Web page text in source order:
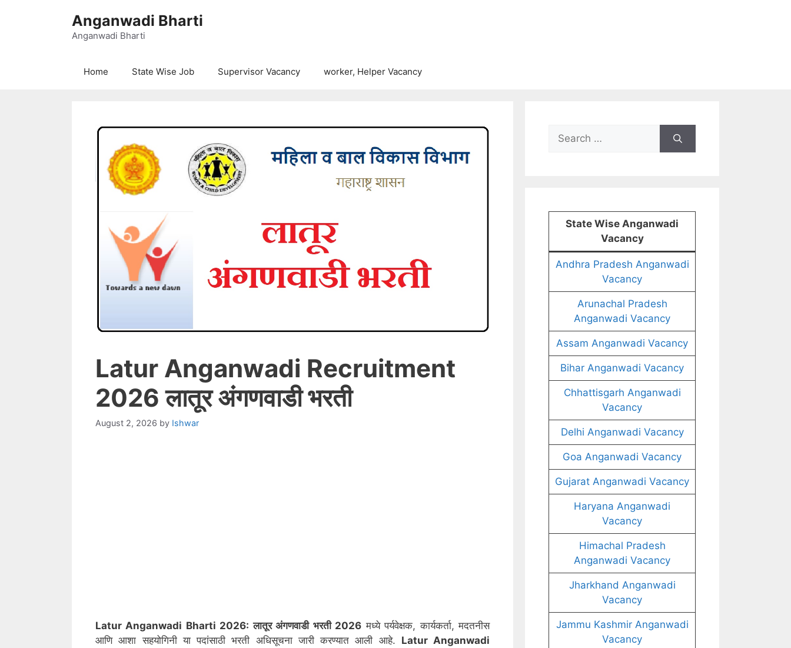
Anganwadi Bharti
Anganwadi Bharti
Home State Wise Job Supervisor Vacancy worker, Helper Vacancy
Latur Anganwadi Recruitment
2026 लातूर अंगणवाडी भरती
August 2, 2026 by Ishwar
Latur Anganwadi Bharti 2026: लातूर अंगणवाडी भरती 2026 मध्ये पर्यवेक्षक, कार्यकर्ता, मदतनीस
आणि आशा सहयोगिनी या पदांसाठी भरती अधिसूचना जारी करण्यात आली आहे. Latur Anganwadi
Search
for:
State Wise Anganwadi
Vacancy
Andhra Pradesh Anganwadi
Vacancy
Arunachal Pradesh
Anganwadi Vacancy
Assam Anganwadi Vacancy
Bihar Anganwadi Vacancy
Chhattisgarh Anganwadi
Vacancy
Delhi Anganwadi Vacancy
Goa Anganwadi Vacancy
Gujarat Anganwadi Vacancy
Haryana Anganwadi
Vacancy
Himachal Pradesh
Anganwadi Vacancy
Jharkhand Anganwadi
Vacancy
Jammu Kashmir Anganwadi
Vacancy